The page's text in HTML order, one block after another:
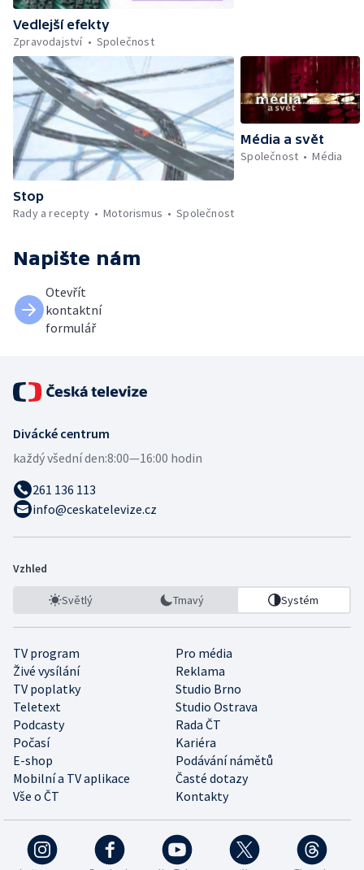
Vedlejší efekty
Zpravodajství
Společnost
Stop
Rady a recepty
Motorismus Společnost
Média a svět
Společnost
Média
Napište nám
Otevřít
kontaktní
formulář
Divácké centrum
každý všední den:8:00—16:00 hodin
261 136 113
info@ceskatelevize.cz
Vzhled
Světlý Tmavý Systém
TV program
Pro média
Živé vysílání
Reklama
TV poplatky
Studio Brno
Teletext
Studio Ostrava
Podcasty
Rada ČT
Počasí
Kariéra
E-shop
Podávání námětů
Mobilní a TV aplikace
Časté dotazy
Vše o ČT
Kontakty